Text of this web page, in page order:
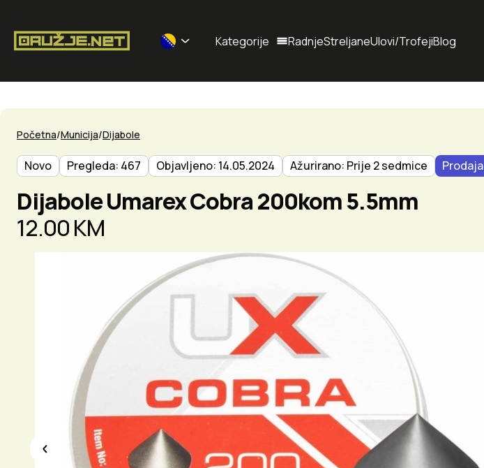
Selected currency: BAM
Kategorije RadnjeStreljaneUlovi/TrofejiBlog
Početna Municija Dijabole
Novo Pregleda: 467 Objavljeno: 14.05.2024 Ažurirano: Prije 2 sedmice Prodaja
Dijabole Umarex Cobra 200kom 5.5mm
12.00 KM